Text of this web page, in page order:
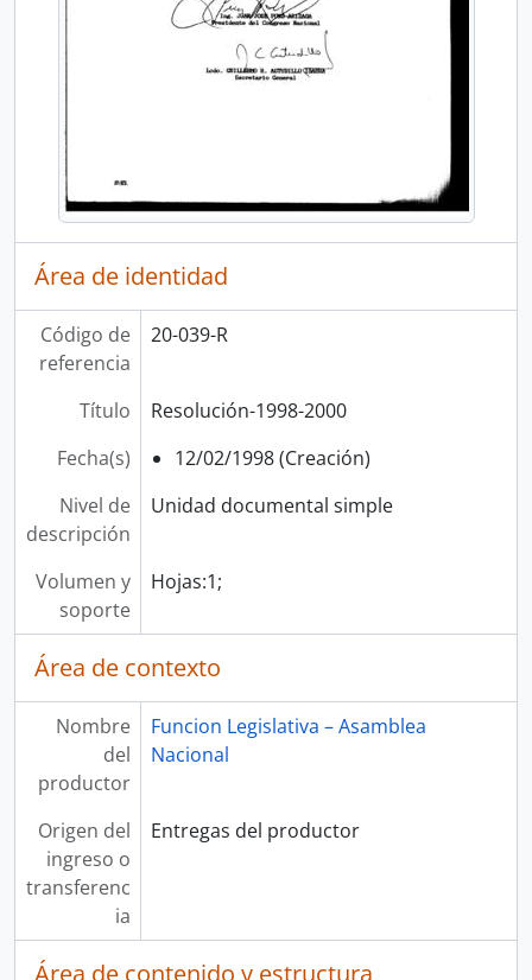
Área de identidad
Código de
referencia
20-039-R
Título
Resolución-1998-2000
Fecha(s)
12/02/1998 (Creación)
Nivel de
descripción
Unidad documental simple
Volumen y
soporte
Hojas:1;
Área de contexto
Nombre
del
productor
Funcion Legislativa – Asamblea
Nacional
Origen del
ingreso o
transferenc
ia
Entregas del productor
Área de contenido y estructura